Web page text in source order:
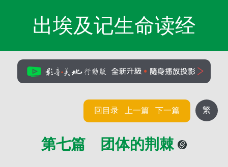
出埃及记生命读经
繁
回目录 上一篇 下一篇
第七篇 团体的荆棘